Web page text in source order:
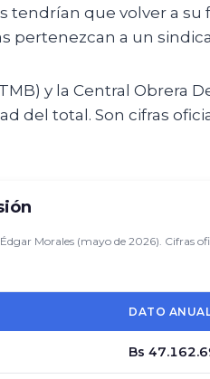
tendrían que volver a su
pertenezcan a un
y la Central Obrera
del total. Son cifras
Morales (mayo de 2026). Cifras
DATO
Bs